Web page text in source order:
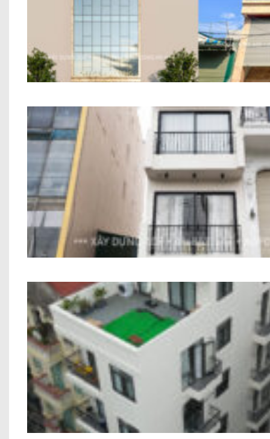
Nhà Ở Kết Hợp Văn Phòng Anh Phùng
Công Trình Nhà Phố Hiện Đại 6 Tầng Anh
Công trình Chung Cư Mini Anh Trung